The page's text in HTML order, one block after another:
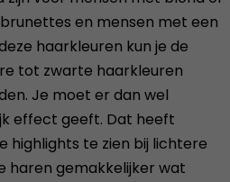
en mensen met een
haarkleuren kun je de
tot zwarte haarkleuren
Je moet er dan wel
effect geeft. Dat heeft
highlights te zien bij lichtere
haren gemakkelijker wat